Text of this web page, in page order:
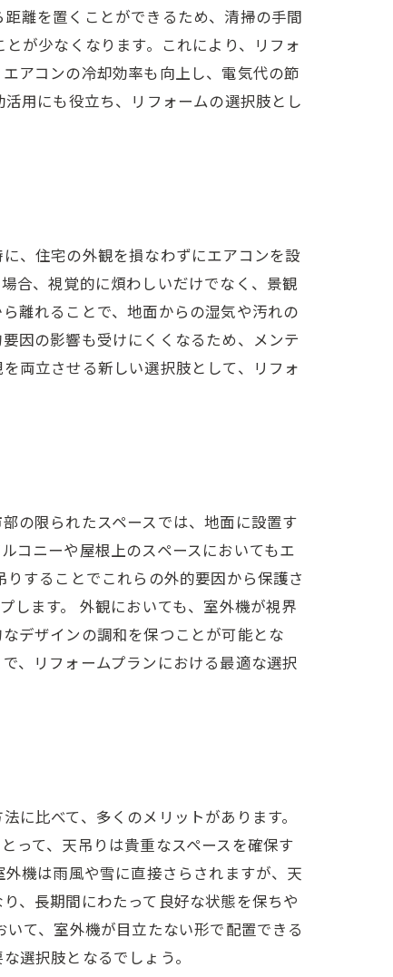
離を置くことができるため、清掃の手間
が少なくなります。これにより、リフォ
アコンの冷却効率も向上し、電気代の節
用にも役立ち、リフォームの選択肢とし
、住宅の外観を損なわずにエアコンを設
合、視覚的に煩わしいだけでなく、景観
離れることで、地面からの湿気や汚れの
因の影響も受けにくくなるため、メンテ
両立させる新しい選択肢として、リフォ
の限られたスペースでは、地面に設置す
コニーや屋根上のスペースにおいてもエ
することでこれらの外的要因から保護さ
します。 外観においても、室外機が視界
デザインの調和を保つことが可能とな
、リフォームプランにおける最適な選択
比べて、多くのメリットがあります。
って、天吊りは貴重なスペースを確保す
機は雨風や雪に直接さらされますが、天
、長期間にわたって良好な状態を保ちや
て、室外機が目立たない形で配置できる
選択肢となるでしょう。